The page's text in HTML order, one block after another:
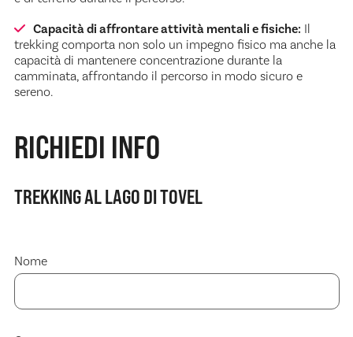
Capacità di affrontare attività mentali e fisiche: Il
trekking comporta non solo un impegno fisico ma anche la
capacità di mantenere concentrazione durante la
camminata, affrontando il percorso in modo sicuro e
sereno.
RICHIEDI INFO
TREKKING AL LAGO DI TOVEL
Nome